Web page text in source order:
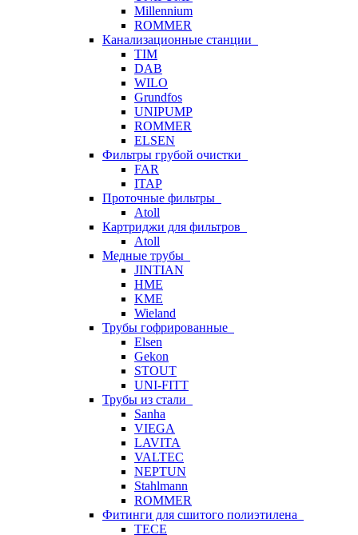
Millennium
ROMMER
Канализационные станции
TIM
DAB
WILO
Grundfos
UNIPUMP
ROMMER
ELSEN
Фильтры грубой очистки
FAR
ITAP
Проточные фильтры
Atoll
Картриджи для фильтров
Atoll
Медные трубы
JINTIAN
HME
KME
Wieland
Трубы гофрированные
Elsen
Gekon
STOUT
UNI-FITT
Трубы из стали
Sanha
VIEGA
LAVITA
VALTEC
NEPTUN
Stahlmann
ROMMER
Фитинги для сшитого полиэтилена
TECE